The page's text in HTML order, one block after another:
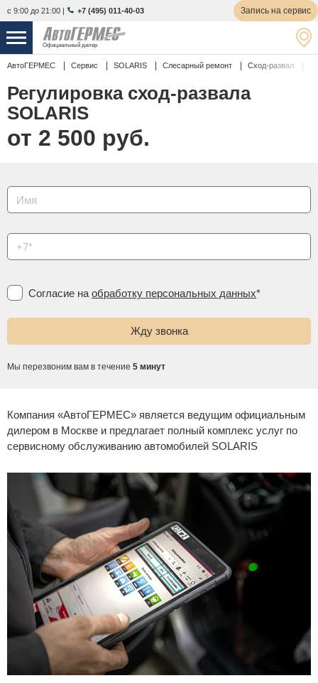
с 9:00 до 21:00 | +7 (495) 011-40-03 Запись на сервис
Официальный дилер
НОВЫЕ АВТОМОБИЛИ 4770 авто
С ПРОБЕГОМ
СЕРВИС
АКЦИИ
Избранное
Сравнение
Личный кабинет
АвтоГЕРМЕС Сервис SOLARIS Слесарный ремонт Сход-развал
Регулировка сход-развала
SOLARIS
от 2 500 руб.
Согласие на обработку персональных данных*
Мы перезвоним вам в течение 5 минут
Компания «АвтоГЕРМЕС» является ведущим официальным
дилером в Москве и предлагает полный комплекс услуг по
сервисному обслуживанию автомобилей SOLARIS